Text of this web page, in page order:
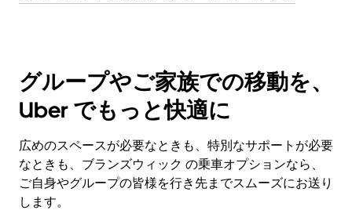
グループやご家族での移動を、
Uber でもっと快適に
広めのスペースが必要なときも、特別なサポートが必要
なときも、ブランズウィック の乗車オプションなら、
ご自身やグループの皆様を行き先までスムーズにお送り
します。